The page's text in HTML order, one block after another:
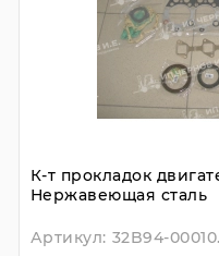
К-т прокладок
Нержавеющая сталь
Артикул: 32B94-00010.